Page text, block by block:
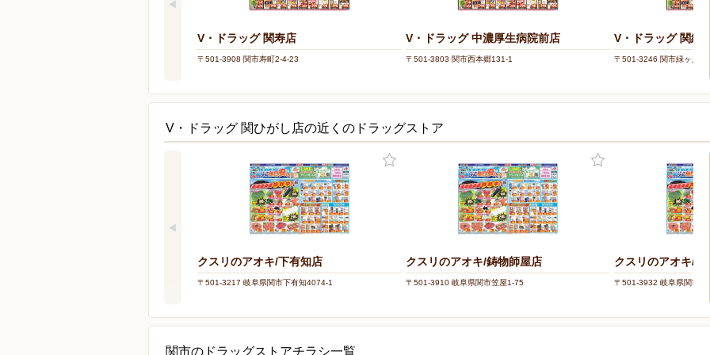
V・ドラッグ 関寿店
〒501-3908 関市寿町2-4-23
V・ドラッグ 中濃厚生病院前店
〒501-3803 関市西本郷131-1
V・ドラッグ 関緑
〒501-3246 関市緑ヶ丘2-
V・ドラッグ 関ひがし店の近くのドラッグストア
クスリのアオキ/下有知店
〒501-3217 岐阜県関市下有知4074-1
クスリのアオキ/鋳物師屋店
〒501-3910 岐阜県関市笠屋1-75
クスリのアオキ/稲
〒501-3932 岐阜県関市稲
関市のドラッグストアチラシ一覧